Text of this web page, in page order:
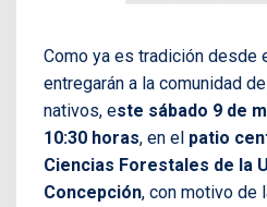
Como ya es tradición desde
entregarán a la comunidad
nativos, este sábado 9 de
10:30 horas, en el patio
Ciencias Forestales de la
Concepción, con motivo de